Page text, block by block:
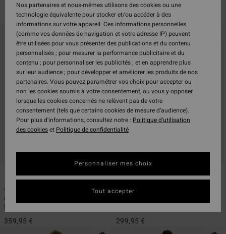
Filtrer & Trier
Passer
critères
filtrage
recherche
4/3mm Revolution Natural
Combinaison GBS chest zip Noir
homme
359,95 €
2/2mm Revolution Natural
299,95 €
Nos partenaires et nous-mêmes utilisons des cookies ou une
technologie équivalente pour stocker et/ou accéder à des
informations sur votre appareil. Ces informations personnelles
(comme vos données de navigation et votre adresse IP) peuvent
être utilisées pour vous présenter des publications et du contenu
personnalisés ; pour mesurer la performance publicitaire et du
contenu ; pour personnaliser les publicités ; et en apprendre plus
sur leur audience ; pour développer et améliorer les produits de nos
partenaires. Vous pouvez paramétrer vos choix pour accepter ou
non les cookies soumis à votre consentement, ou vous y opposer
lorsque les cookies concernés ne relèvent pas de votre
consentement (tels que certains cookies de mesure d’audience).
Pour plus d'informations, consultez notre : Politique d'utilisation
des cookieset Politique de confidentialité
Personnaliser mes choix
Tout accepter